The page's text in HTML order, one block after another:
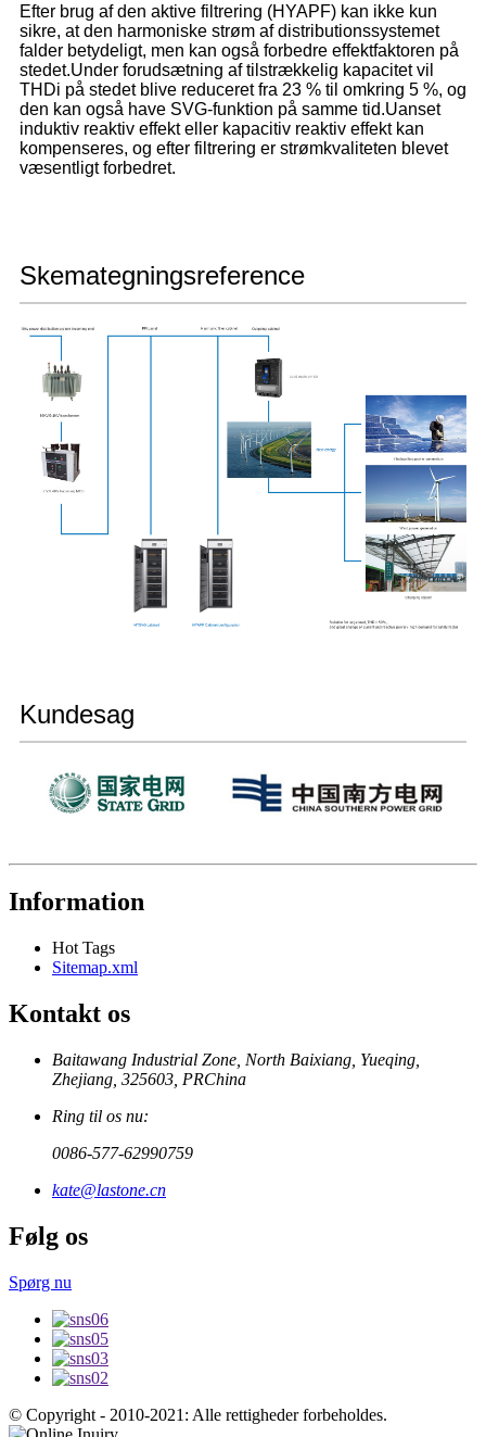
Efter brug af den aktive filtrering (HYAPF) kan ikke kun
sikre, at den harmoniske strøm af distributionssystemet
falder betydeligt, men kan også forbedre effektfaktoren på
stedet.Under forudsætning af tilstrækkelig kapacitet vil
THDi på stedet blive reduceret fra 23 % til omkring 5 %, og
den kan også have SVG-funktion på samme tid.Uanset
induktiv reaktiv effekt eller kapacitiv reaktiv effekt kan
kompenseres, og efter filtrering er strømkvaliteten blevet
væsentligt forbedret.
Skemategningsreference
Kundesag
Information
Hot Tags
Sitemap.xml
Kontakt os
Baitawang Industrial Zone, North Baixiang, Yueqing,
Zhejiang, 325603, PRChina
Ring til os nu:
0086-577-62990759
kate@lastone.cn
Følg os
Spørg nu
© Copyright - 2010-2021: Alle rettigheder forbeholdes.